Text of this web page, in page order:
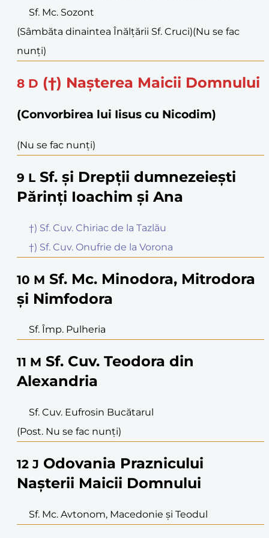
Sf. Mc. Sozont
(Sâmbăta dinaintea Înălțării Sf. Cruci)(Nu se fac
nunți)
8 D (†) Nașterea Maicii Domnului
(Convorbirea lui Iisus cu Nicodim)
(Nu se fac nunți)
9 L Sf. și Drepții dumnezeiești
Părinți Ioachim și Ana
†) Sf. Cuv. Chiriac de la Tazlău
†) Sf. Cuv. Onufrie de la Vorona
10 M Sf. Mc. Minodora, Mitrodora
și Nimfodora
Sf. Împ. Pulheria
11 M Sf. Cuv. Teodora din
Alexandria
Sf. Cuv. Eufrosin Bucătarul
(Post. Nu se fac nunți)
12 J Odovania Praznicului
Nașterii Maicii Domnului
Sf. Mc. Avtonom, Macedonie și Teodul